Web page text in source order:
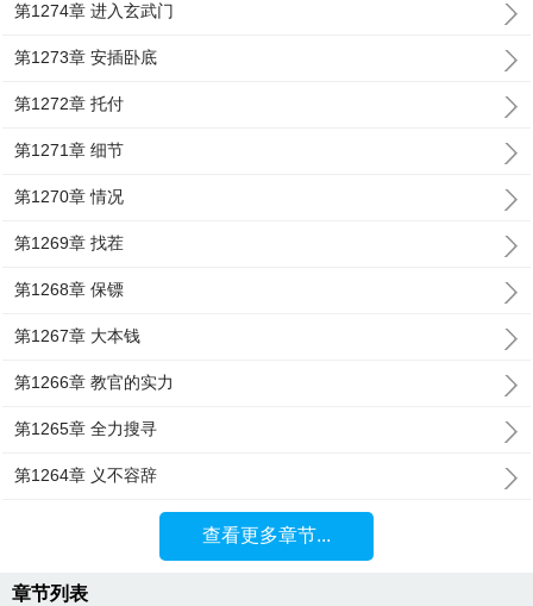
第1274章 进入玄武门
第1273章 安插卧底
第1272章 托付
第1271章 细节
第1270章 情况
第1269章 找茬
第1268章 保镖
第1267章 大本钱
第1266章 教官的实力
第1265章 全力搜寻
第1264章 义不容辞
查看更多章节...
章节列表